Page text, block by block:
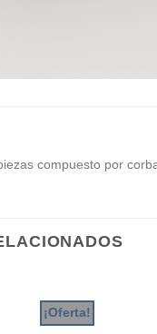
compuesto por
¡Oferta!